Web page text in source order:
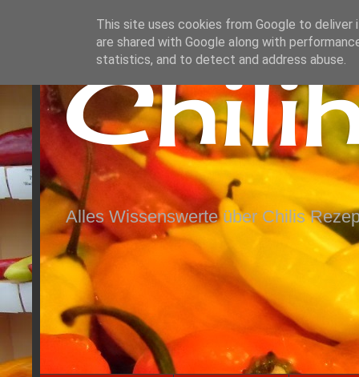
Alles Wissenswerte über Chilis
This site uses cookies from Google to deliver
are shared with Google along with
statistics, and to detect and address abuse.